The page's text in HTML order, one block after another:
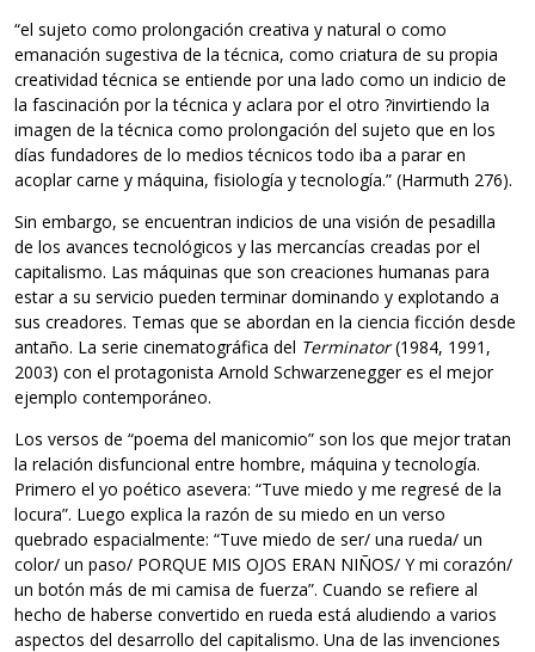
“el sujeto como prolongación creativa y natural o como
emanación sugestiva de la técnica, como criatura de su propia
creatividad técnica se entiende por una lado como un indicio de
la fascinación por la técnica y aclara por el otro ?invirtiendo la
imagen de la técnica como prolongación del sujeto que en los
días fundadores de lo medios técnicos todo iba a parar en
acoplar carne y máquina, fisiología y tecnología.” (Harmuth 276).
Sin embargo, se encuentran indicios de una visión de pesadilla
de los avances tecnológicos y las mercancías creadas por el
capitalismo. Las máquinas que son creaciones humanas para
estar a su servicio pueden terminar dominando y explotando a
sus creadores. Temas que se abordan en la ciencia ficción desde
antaño. La serie cinematográfica del Terminator(1984, 1991,
2003) con el protagonista Arnold Schwarzenegger es el mejor
ejemplo contemporáneo.
Los versos de “poema del manicomio” son los que mejor tratan
la relación disfuncional entre hombre, máquina y tecnología.
Primero el yo poético asevera: “Tuve miedo y me regresé de la
locura”. Luego explica la razón de su miedo en un verso
quebrado espacialmente: “Tuve miedo de ser/ una rueda/ un
color/ un paso/ PORQUE MIS OJOS ERAN NIÑOS/ Y mi corazón/
un botón más de mi camisa de fuerza”. Cuando se refiere al
hecho de haberse convertido en rueda está aludiendo a varios
aspectos del desarrollo del capitalismo. Una de las invenciones